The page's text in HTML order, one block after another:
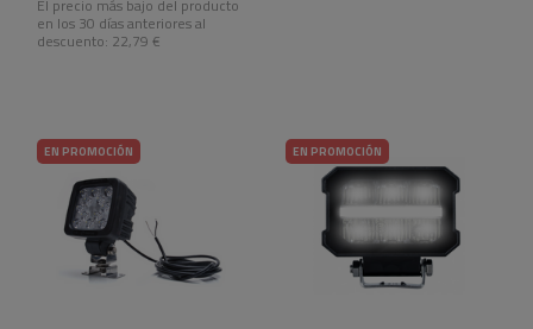
El precio más bajo del producto
en los 30 días anteriores al
descuento: 22,79 €
EN PROMOCIÓN EN PROMOCIÓN